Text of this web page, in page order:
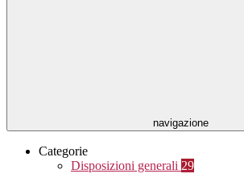
navigazione
Categorie
Disposizioni generali 29